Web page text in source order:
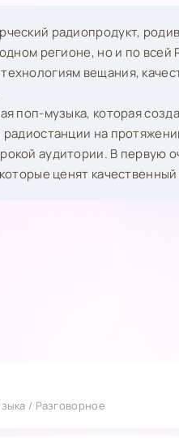
радиопродукт,
регионе, но и по всей
вещания,
поп-музыка, которая
на
аудитории. В первую
ценят
/ Разговорное